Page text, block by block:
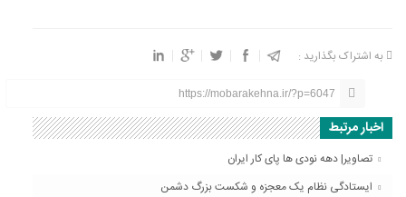
به اشتراک بگذارید :
https://mobarakehna.ir/?p=6047
اخبار مرتبط
تصاویر| دهه نودی ها پای کار ایران
ایستادگی نظام یک معجزه و شکست بزرگ دشمن